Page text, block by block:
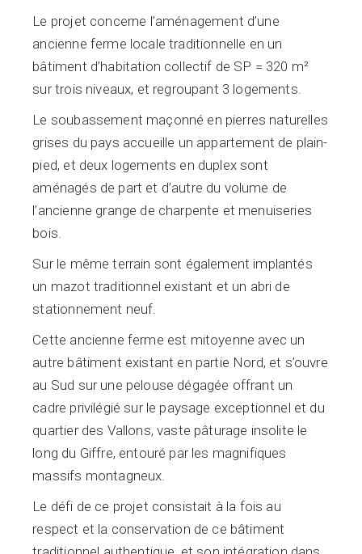
Le projet concerne l’aménagement d’une
ancienne ferme locale traditionnelle en un
bâtiment d’habitation collectif de SP = 320 m²
sur trois niveaux, et regroupant 3 logements.
Le soubassement maçonné en pierres naturelles
grises du pays accueille un appartement de plain-
pied, et deux logements en duplex sont
aménagés de part et d’autre du volume de
l’ancienne grange de charpente et menuiseries
bois.
Sur le même terrain sont également implantés
un mazot traditionnel existant et un abri de
stationnement neuf.
Cette ancienne ferme est mitoyenne avec un
autre bâtiment existant en partie Nord, et s’ouvre
au Sud sur une pelouse dégagée offrant un
cadre privilégié sur le paysage exceptionnel et du
quartier des Vallons, vaste pâturage insolite le
long du Giffre, entouré par les magnifiques
massifs montagneux.
Le défi de ce projet consistait à la fois au
respect et la conservation de ce bâtiment